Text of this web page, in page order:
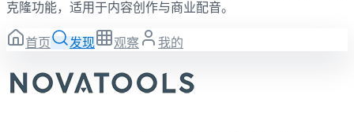
克隆功能，适用于内容创作与商业配音。
首页 发现 观察 我的